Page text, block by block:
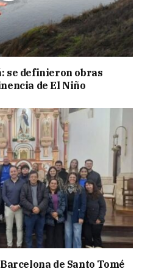
se definieron obras
de El Niño
de Santo Tomé